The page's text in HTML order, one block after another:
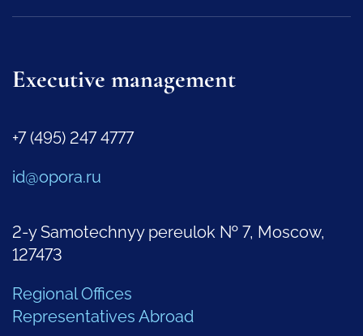
Executive management
+7 (495) 247 4777
id@opora.ru
2-y Samotechnyy pereulok № 7, Moscow,
127473
Regional Offices
Representatives Abroad